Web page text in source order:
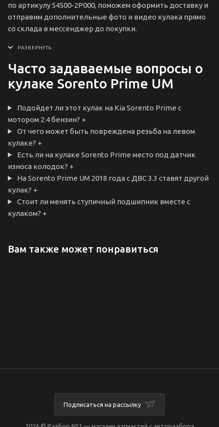
по артикулу 54500-2P000, поможем оформить доставку и
отправим дополнительные фото и видео кулака прямо
со склада в мессенджер до покупки.
Часто задаваемые вопросы о
кулаке Sorento Prime UM
Подойдет ли этот кулак на Kia Sorento Prime с
мотором 2.4 бензин? +
От чего может быть повреждена резьба на левом
кулаке? +
Есть ли на кулаке Sorento Prime место под датчик
износа колодок? +
На Sorento Prime UM 2018 года с ДВС 3.3 ставят другой
кулак? +
Стоит ли менять ступичный подшипник вместе с
кулаком? +
Вам также может понравиться
Подписаться на рассылку